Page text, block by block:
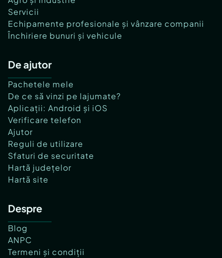
Servicii
Echipamente profesionale și vânzare companii
Închiriere bunuri și vehicule
De ajutor
Pachetele mele
De ce să vinzi pe lajumate?
Aplicații: Android și iOS
Verificare telefon
Ajutor
Reguli de utilizare
Sfaturi de securitate
Hartă județelor
Hartă site
Despre
Blog
ANPC
Termeni și condiții